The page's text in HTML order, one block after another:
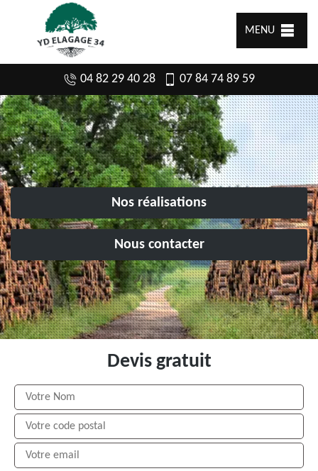
MENU
04 82 29 40 28 07 84 74 89 59
Nos réalisations
Nous contacter
Devis gratuit